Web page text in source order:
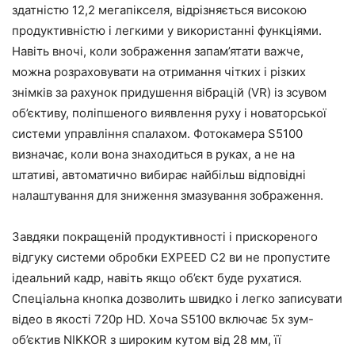
здатністю 12,2 мегапікселя, відрізняється високою
продуктивністю і легкими у використанні функціями.
Навіть вночі, коли зображення запам’ятати важче,
можна розраховувати на отримання чітких і різких
знімків за рахунок придушення вібрацій (VR) із зсувом
об’єктиву, поліпшеного виявлення руху і новаторської
системи управління спалахом. Фотокамера S5100
визначає, коли вона знаходиться в руках, а не на
штативі, автоматично вибирає найбільш відповідні
налаштування для зниження змазування зображення.
Завдяки покращеній продуктивності і прискореного
відгуку системи обробки EXPEED C2 ви не пропустите
ідеальний кадр, навіть якщо об’єкт буде рухатися.
Спеціальна кнопка дозволить швидко і легко записувати
відео в якості 720p HD. Хоча S5100 включає 5х зум-
об’єктив NIKKOR з широким кутом від 28 мм, її